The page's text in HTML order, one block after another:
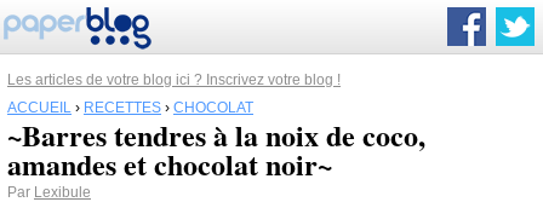
Les articles de votre blog ici ? Inscrivez votre blog !
ACCUEIL › RECETTES › CHOCOLAT
~Barres tendres à la noix de coco,
amandes et chocolat noir~
Par Lexibule